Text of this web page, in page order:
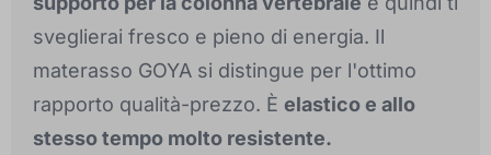
sveglierai fresco e pieno di energia. Il
materasso GOYA si distingue per l'ottimo
rapporto qualità-prezzo. È elastico e allo
stesso tempo molto resistente.